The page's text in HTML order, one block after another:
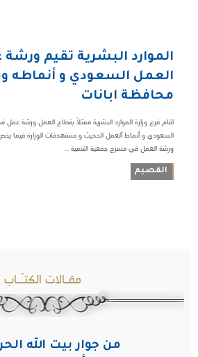
الموارد البشرية تقيم
العمل السعودي و أنماطه
محافظة ابانات
اقام فرع وزارة الموارد البشرية ممثلاً بقطاع العمل ورشة
السعودي و أنماط آلعمل الحديث و مستهدفات الوزارة فيما
ورشة العمل في مسرح جمعية التنمية ...
القصيم
مقـالات الكتـّـاب
من جوار بيت الله